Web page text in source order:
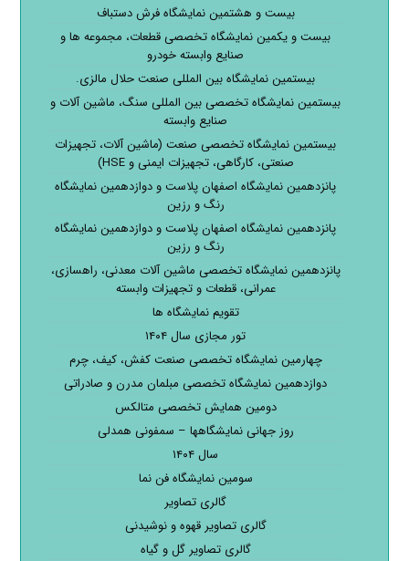
بیست و هشتمین نمایشگاه فرش دستباف
بیست و یکمین نمایشگاه تخصصی قطعات، مجموعه ها و
صنایع وابسته خودرو
بیستمین نمایشگاه بین المللی صنعت حلال مالزی.
بیستمین نمایشگاه تخصصی بین المللی سنگ، ماشین آلات و
صنایع وابسته
بیستمین نمایشگاه تخصصی صنعت (ماشین آلات، تجهیزات
صنعتی، کارگاهی، تجهیزات ایمنی و HSE)
پانزدهمین نمایشگاه اصفهان پلاست و دوازدهمین نمایشگاه
رنگ و رزین
پانزدهمین نمایشگاه اصفهان پلاست و دوازدهمین نمایشگاه
رنگ و رزین
پانزدهمین نمایشگاه تخصصی ماشین آلات معدنی، راهسازی،
عمرانی، قطعات و تجهیزات وابسته
تقویم نمایشگاه ها
تور مجازی سال ۱۴۰۴
چهارمین نمایشگاه تخصصی صنعت کفش، کیف، چرم
دوازدهمین نمایشگاه تخصصی مبلمان مدرن و صادراتی
دومین همایش تخصصی متالکس
روز جهانی نمایشگاهها – سمفونی همدلی
سال ۱۴۰۴
سومین نمایشگاه فن نما
گالری تصاویر
گالری تصاویر قهوه و نوشیدنی
گالری تصاویر گل و گیاه